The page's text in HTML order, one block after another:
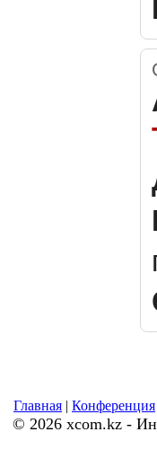
Главная | Конференция
© 2026 xcom.kz -